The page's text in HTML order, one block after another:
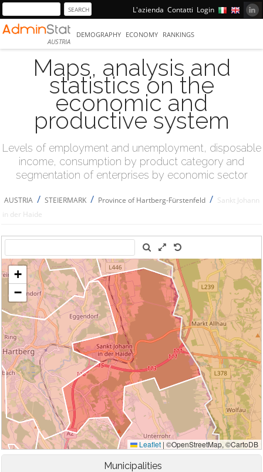
L'azienda Contatti Login
AUSTRIA
DEMOGRAPHY ECONOMY RANKINGS
Maps, analysis and
statistics on the
economic and
productive system
Levels of employment and unemployment, disposable
income, consumption by product category and
segmentation of enterprises by economic sector
AUSTRIA / STEIERMARK / Province of Hartberg-Fürstenfeld / Sankt Johann
in der Haide
Municipalities